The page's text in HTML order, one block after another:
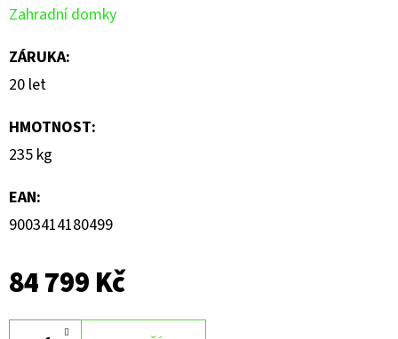
Zahradní domky
ZÁRUKA:
20 let
HMOTNOST:
235 kg
EAN:
9003414180499
84 799 Kč